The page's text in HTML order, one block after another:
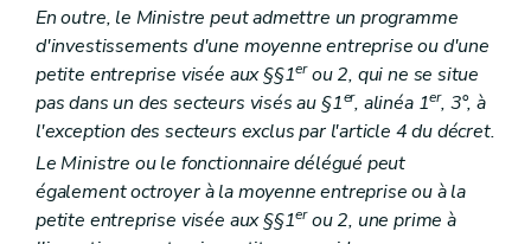
En outre, le Ministre peut admettre un programme
d'investissements d'une moyenne entreprise ou d'une
petite entreprise visée aux §§1erou 2, qui ne se situe
pas dans un des secteurs visés au §1er, alinéa 1er, 3°, à
l'exception des secteurs exclus par l'article 4 du décret.
Le Ministre ou le fonctionnaire délégué peut
également octroyer à la moyenne entreprise ou à la
petite entreprise visée aux §§1erou 2, une prime à